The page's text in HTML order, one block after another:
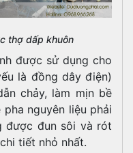
thợ dấp khuôn
được sử dụng cho
là đồng dây điện)
chảy, làm mịn bề
nguyên liệu phải
được đun sôi và rót
tiết nhỏ nhất.